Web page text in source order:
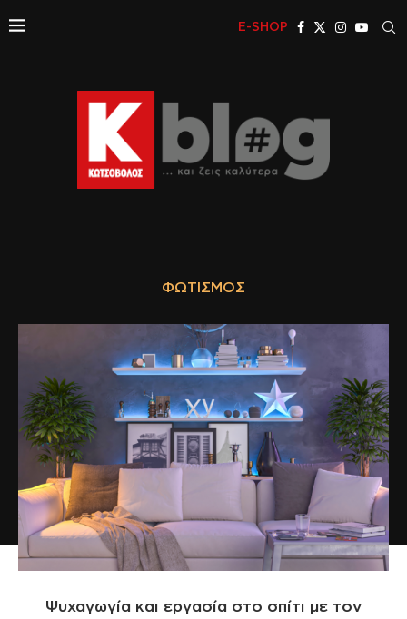
E-SHOP
ΦΩΤΙΣΜΌΣ
Ψυχαγωγία και εργασία στο σπίτι με τον